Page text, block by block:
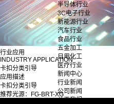
半导体行业
3C电子行业
新能源行业
汽车行业
食品行业
五金加工
日用化工
医疗行业
新闻中心
行业新闻
公司新闻
关于我们
行业应用
INDUSTRY APPLICATION
卡扣分类引导
应用描述
卡扣分类引导
推荐光源：FG-BRT-XG